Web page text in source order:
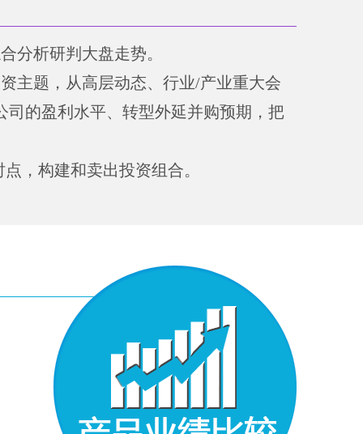
分析研判大盘走势。
主题，从高层动态、行业/产业重大会
的盈利水平、转型外延并购预期，把
，构建和卖出投资组合。